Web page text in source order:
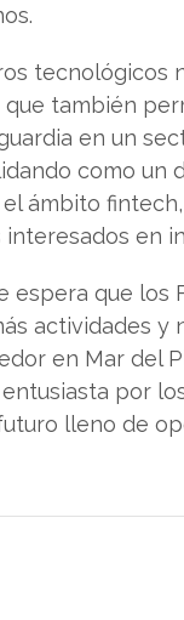
tecnológicos
que también
en un
como un
ámbito
en
espera que
actividades y
en Mar del
por
lleno de